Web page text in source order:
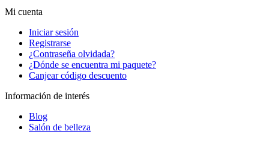
Mi cuenta
Iniciar sesión
Registrarse
¿Contraseña olvidada?
¿Dónde se encuentra mi paquete?
Canjear código descuento
Información de interés
Blog
Salón de belleza